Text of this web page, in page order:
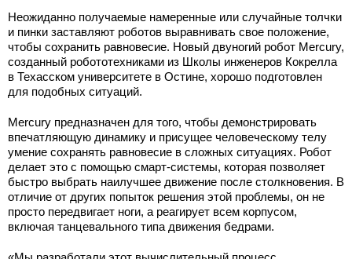
Неожиданно получаемые намеренные или случайные толчки
и пинки заставляют роботов выравнивать свое положение,
чтобы сохранить равновесие. Новый двуногий робот Mercury,
созданный робототехниками из Школы инженеров Кокрелла
в Техасском университете в Остине, хорошо подготовлен
для подобных ситуаций.
Mercury предназначен для того, чтобы демонстрировать
впечатляющую динамику и присущее человеческому телу
умение сохранять равновесие в сложных ситуациях. Робот
делает это с помощью смарт-системы, которая позволяет
быстро выбрать наилучшее движение после столкновения. В
отличие от других попыток решения этой проблемы, он не
просто передвигает ноги, а реагирует всем корпусом,
включая танцевального типа движения бедрами.